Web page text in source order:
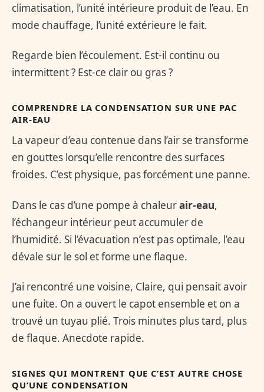
climatisation, l’unité intérieure produit de l’eau. En
mode chauffage, l’unité extérieure le fait.
Regarde bien l’écoulement. Est-il continu ou
intermittent ? Est-ce clair ou gras ?
COMPRENDRE LA CONDENSATION SUR UNE PAC
AIR-EAU
La vapeur d’eau contenue dans l’air se transforme
en gouttes lorsqu’elle rencontre des surfaces
froides. C’est physique, pas forcément une panne.
Dans le cas d’une pompe à chaleurair-eau,
l’échangeur intérieur peut accumuler de
l’humidité. Si l’évacuation n’est pas optimale, l’eau
dévale sur le sol et forme une flaque.
J’ai rencontré une voisine, Claire, qui pensait avoir
une fuite. On a ouvert le capot ensemble et on a
trouvé un tuyau plié. Trois minutes plus tard, plus
de flaque. Anecdote rapide.
SIGNES QUI MONTRENT QUE C’EST AUTRE CHOSE
QU’UNE CONDENSATION